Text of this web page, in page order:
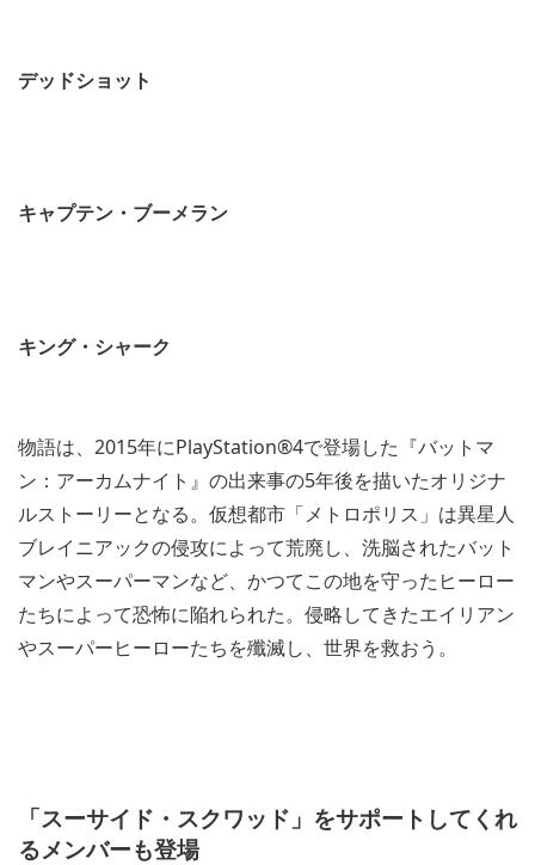
デッドショット
キャプテン・ブーメラン
キング・シャーク
物語は、2015年にPlayStation®4で登場した『バットマ
ン：アーカムナイト』の出来事の5年後を描いたオリジナ
ルストーリーとなる。仮想都市「メトロポリス」は異星人
ブレイニアックの侵攻によって荒廃し、洗脳されたバット
マンやスーパーマンなど、かつてこの地を守ったヒーロー
たちによって恐怖に陥れられた。侵略してきたエイリアン
やスーパーヒーローたちを殲滅し、世界を救おう。
「スーサイド・スクワッド」をサポートしてくれ
るメンバーも登場